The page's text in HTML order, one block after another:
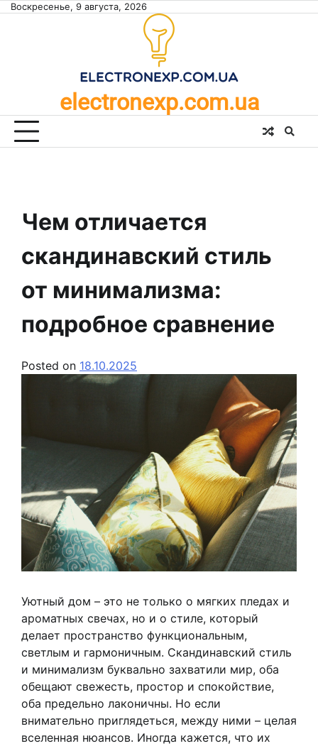
SkipВоскресенье, 9 августа, 2026
electronexp.com.ua
Чем отличается
скандинавский стиль
от минимализма:
подробное сравнение
Posted on 18.10.2025
Уютный дом – это не только о мягких пледах и
ароматных свечах, но и о стиле, который
делает пространство функциональным,
светлым и гармоничным. Скандинавский стиль
и минимализм буквально захватили мир, оба
обещают свежесть, простор и спокойствие,
оба предельно лаконичны. Но если
внимательно приглядеться, между ними – целая
вселенная нюансов. Иногда кажется, что их